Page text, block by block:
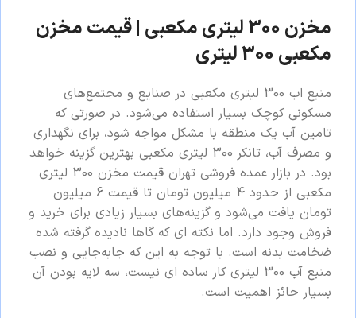
مخزن 300 لیتری مکعبی | قیمت مخزن
مکعبی 300 لیتری
منبع اب 300 لیتری مکعبی در صنایع و مجتمع‌های
مسکونی کوچک بسیار استفاده می‌شود. در صورتی که
تامین آب یک منطقه با مشکل مواجه شود، برای نگهداری
و مصرف آب، تانکر 300 لیتری مکعبی بهترین گزینه خواهد
بود. در بازار عمده فروشی تهران قیمت مخزن 300 لیتری
مکعبی از حدود 4 میلیون تومان تا قیمت 6 میلیون
تومان یافت می‌شود و گزینه‌های بسیار زیادی برای خرید و
فروش وجود دارد. اما نکته ای که گاها نادیده گرفته شده
ضخامت بدنه است. با توجه به این که جابه‌جایی و نصب
منبع آب 300 لیتری کار ساده ای نیست، سه لایه بودن آن
بسیار حائز اهمیت است.